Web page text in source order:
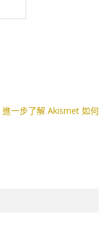
進一步了解 Akismet 如何